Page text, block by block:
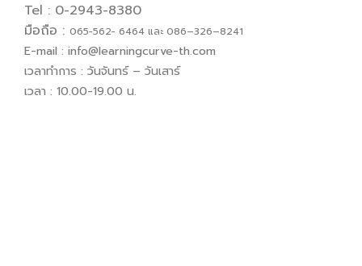
Tel : 0-2943-8380
มือถือ : 065−562− 6464 และ 086–326–8241
E-mail : info@learningcurve-th.com
เวลาทำการ : วันจันทร์ – วันเสาร์
เวลา : 10.00-19.00 น.